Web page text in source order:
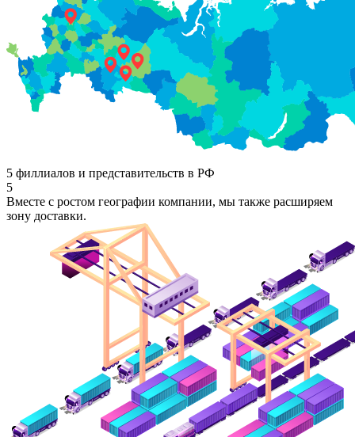
5 филлиалов и представительств в РФ
5
Вместе с ростом географии компании, мы также расширяем
зону доставки.